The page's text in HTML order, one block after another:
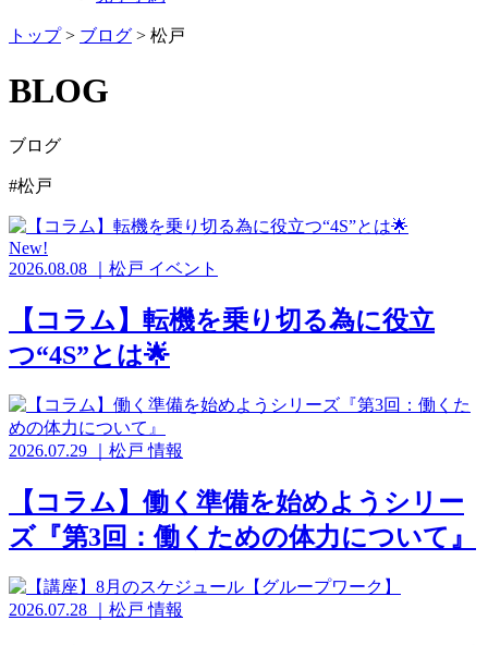
トップ> ブログ > 松戸
BLOG
ブログ
#松戸
New!
2026.08.08
松戸 イベント
【コラム】転機を乗り切る為に役立
つ“4S”とは🌟
2026.07.29 松戸 情報
【コラム】働く準備を始めようシリー
ズ『第3回：働くための体力について』
2026.07.28 松戸 情報